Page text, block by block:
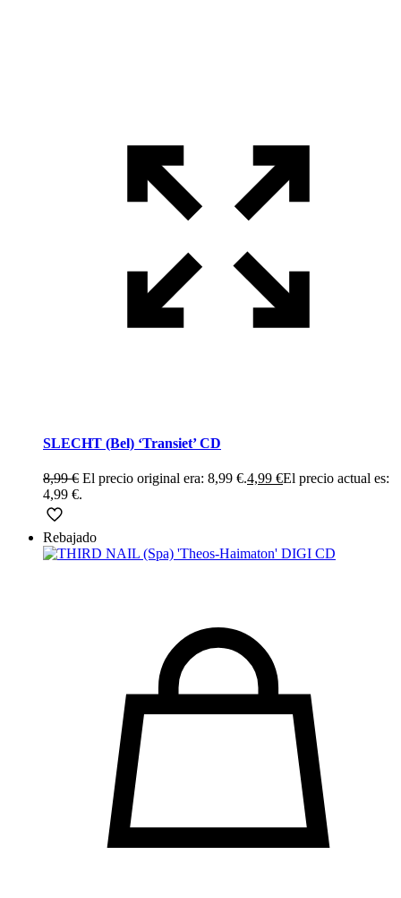
SLECHT (Bel) ‘Transiet’ CD
8,99€ El precio original era: 8,99 €.4,99 €El precio actual es:
4,99 €.
Rebajado